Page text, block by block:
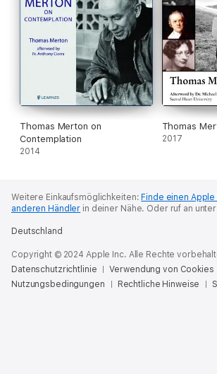
Thomas Merton on
Contemplation
2014
Thomas
2017
Weitere Einkaufsmöglichkeiten:Finde einen Apple
anderen Händler in deiner Nähe. Oder ruf an
Deutschland
Copyright © 2024 Apple Inc. Alle Rechte
Datenschutzrichtlinie
Verwendung von Cookies
Nutzungsbedingungen
Rechtliche Hinweise